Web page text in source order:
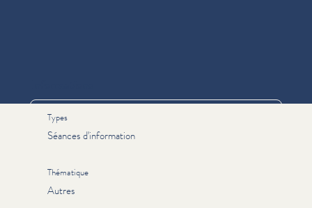
Types
Séances d'information
Thématique
Autres